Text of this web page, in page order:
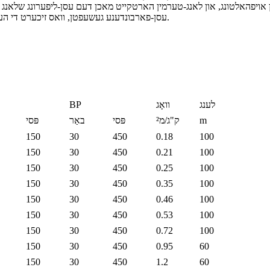
און לאנג-טערמין הארטקייט מאכן דעם עסן-ליפערונג
עסן-פארבונדענע געשעפטן, וואס זיכערט די העכסטע סטאנדארטן פון זיכערהייט, קוואליטעט, און קונה צופרידנהייט.
BP וואָג
לענג
פּסי
באַר פּסי ק"ג/מ²
m
150
30 450 0.18
100
150
30 450 0.21
100
150
30 450 0.25
100
150
30 450 0.35
100
150
30 450 0.46
100
150
30 450 0.53
100
150
30 450 0.72
100
150
30 450 0.95
60
150
30 450 1.2 60